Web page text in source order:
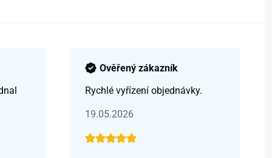
Ověřený zákazník
Rychlé vyřízení objednávky.
19.05.2026